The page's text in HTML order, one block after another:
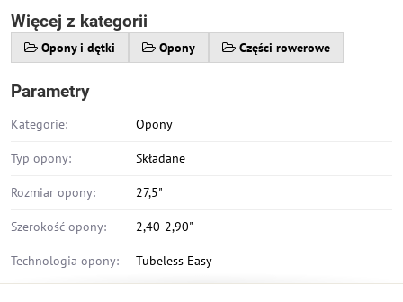
Więcej z kategorii
Opony i dętki Opony Części rowerowe
Parametry
Kategorie: Opony
Typ opony: Składane
Rozmiar opony: 27,5"
Szerokość opony: 2,40-2,90"
Technologia opony: Tubeless Easy